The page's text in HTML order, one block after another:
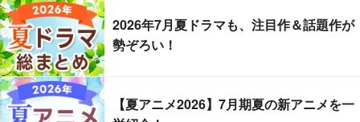
2026年7月夏ドラマも、注目作＆話題作が
勢ぞろい！
【夏アニメ2026】7月期夏の新アニメを一